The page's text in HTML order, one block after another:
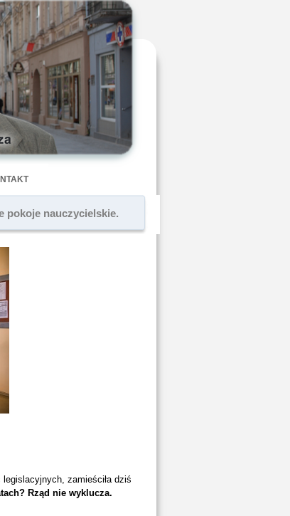
pokoje nauczycielskie.
zamieściła dziś
Rząd nie wyklucza.